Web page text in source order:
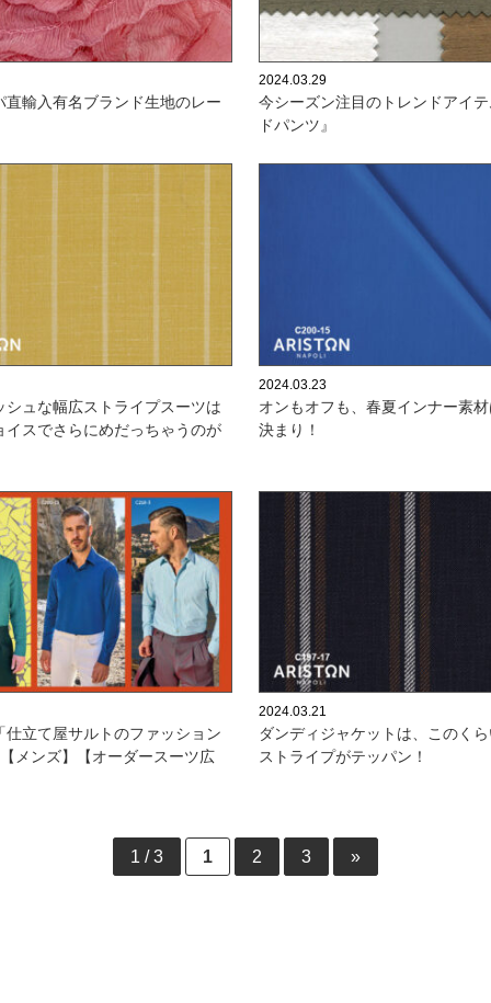
直輸入有名ブランド生地のレー
2024.03.29
今シーズン注目のトレンドアイ
ドパンツ』
シュな幅広ストライプスーツは
イスでさらにめだっちゃうのが
2024.03.23
オンもオフも、春夏インナー素
決まり！
仕立て屋サルトのファッション
メンズ】【オーダースーツ広
2024.03.21
ダンディジャケットは、このく
ストライプがテッパン！
1 / 3 1 2 3 »